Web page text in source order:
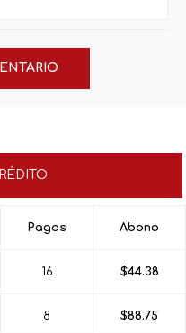
Pagos Abono
16 $44.38
8 $88.75